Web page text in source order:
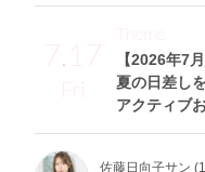
7.17
Fri
【2026年7
夏の日差し
アクティブ
Theme
佐藤日向子サン